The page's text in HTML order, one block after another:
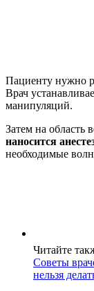
Пациенту нужно
Врач
манипуляций.
Затем на область
наносится
необходимые
Читайте
Советы
нельзя